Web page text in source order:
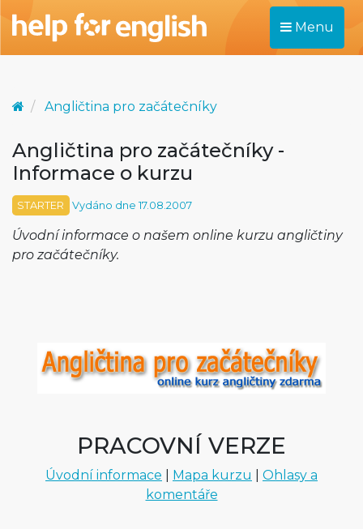
Menu
Angličtina pro začátečníky
Angličtina pro začátečníky -
Informace o kurzu
STARTER Vydáno dne 17.08.2007
Úvodní informace o našem online kurzu angličtiny
pro začátečníky.
PRACOVNÍ VERZE
Úvodní informace Mapa kurzu
Ohlasy a
komentáře